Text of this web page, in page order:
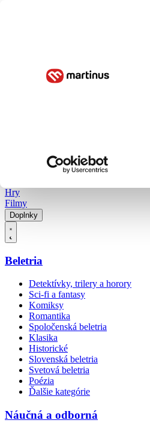
Hry
Filmy
Doplnky
Beletria
Detektívky, trilery a horory
Sci-fi a fantasy
Komiksy
Romantika
Spoločenská beletria
Klasika
Historické
Slovenská beletria
Svetová beletria
Poézia
Ďalšie kategórie
Náučná a odborná